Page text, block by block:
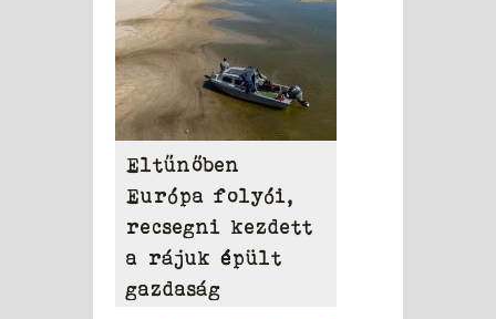
Eltűnőben
Európa folyói,
recsegni kezdett
a rájuk épült
gazdaság